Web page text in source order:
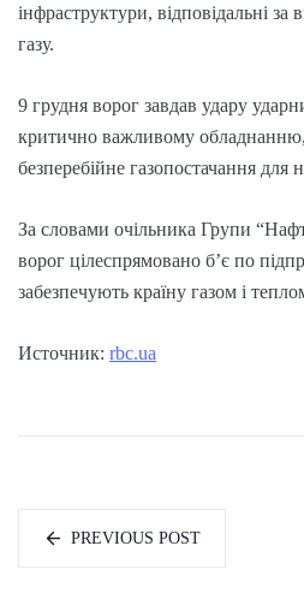
інфраструктури, відповідальні за
газу.
9 грудня ворог завдав удару
критично важливому
безперебійне газопостачання для
За словами очільника Групи
ворог цілеспрямовано б’є по
забезпечують країну газом і
Источник: rbc.ua
PREVIOUS POST